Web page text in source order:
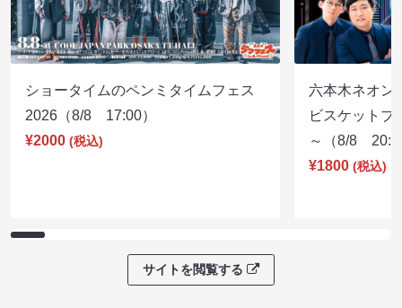
ショータイムのペンミタイムフェス
2026（8/8 17:00）
¥2000 (税込)
六本木ネオン
ビスケットブ
～（8/8
¥1800 (税込)
サイトを閲覧する